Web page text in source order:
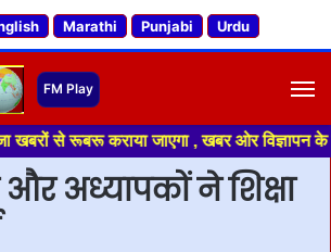
Marathi Punjabi Urdu
कराया जाएगा , खबर ओर विज्ञापन के लिए
अध्यापकों ने शिक्षा